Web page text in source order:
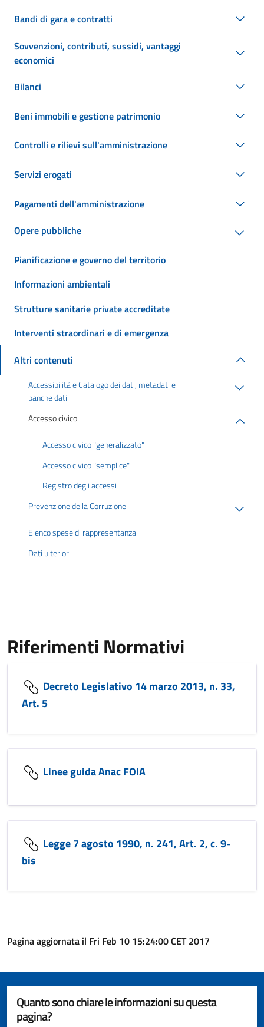
Bandi di gara e contratti
Sovvenzioni, contributi, sussidi, vantaggi
economici
Bilanci
Beni immobili e gestione patrimonio
Controlli e rilievi sull'amministrazione
Servizi erogati
Pagamenti dell'amministrazione
Opere pubbliche
Pianificazione e governo del territorio
Informazioni ambientali
Strutture sanitarie private accreditate
Interventi straordinari e di emergenza
Altri contenuti
Accessibilità e Catalogo dei dati, metadati e
banche dati
Accesso civico
Accesso civico "generalizzato"
Accesso civico "semplice"
Registro degli accessi
Prevenzione della Corruzione
Elenco spese di rappresentanza
Dati ulteriori
Riferimenti Normativi
Decreto Legislativo 14 marzo 2013, n. 33,
Art. 5
Linee guida Anac FOIA
Legge 7 agosto 1990, n. 241, Art. 2, c. 9-
bis
Pagina aggiornata il Fri Feb 10 15:24:00 CET 2017
Quanto sono chiare le informazioni su questa
pagina?